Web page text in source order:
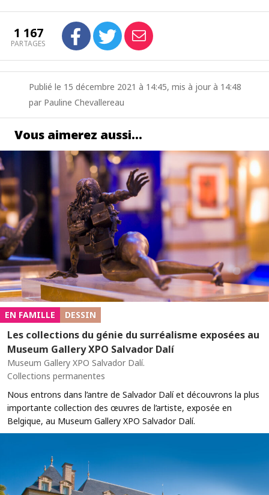
1 167
PARTAGES
Publié le 15 décembre 2021 à 14:45, mis à jour à 14:48
par Pauline Chevallereau
Vous aimerez aussi…
EN FAMILLE DESSIN
Les collections du génie du surréalisme exposées au
Museum Gallery XPO Salvador Dalí
Museum Gallery XPO Salvador Dalí.
Collections permanentes
Nous entrons dans l’antre de Salvador Dalí et découvrons la plus
importante collection des œuvres de l’artiste, exposée en
Belgique, au Museum Gallery XPO Salvador Dalí.